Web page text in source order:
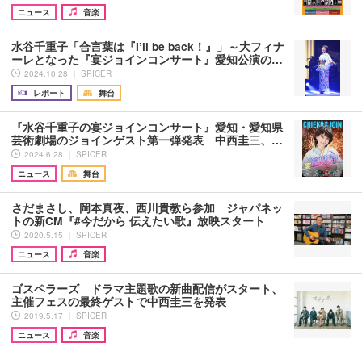
ニュース
音楽
水谷千重子「合言葉は『I’ll be back！』」～大フィナ
ーレとなった『宴ジョインコンサート』愛知公演の…
2024.10.28 ｜ SPICER
レポート
舞台
『水谷千重子の宴ジョインコンサート』愛知・愛知県
芸術劇場のジョインゲスト第一弾発表 中西圭三、…
2024.6.28 ｜ SPICER
ニュース
舞台
さだまさし、岡本真夜、西川貴教ら参加 ジャパネッ
トの新CM『#今だから 伝えたい歌』放映スタート
2020.5.15 ｜ SPICER
ニュース
音楽
ゴスペラーズ ドラマ主題歌の新曲配信がスタート、
主催フェスの最終ゲストで中西圭三を発表
2019.5.17 ｜ SPICER
ニュース
音楽